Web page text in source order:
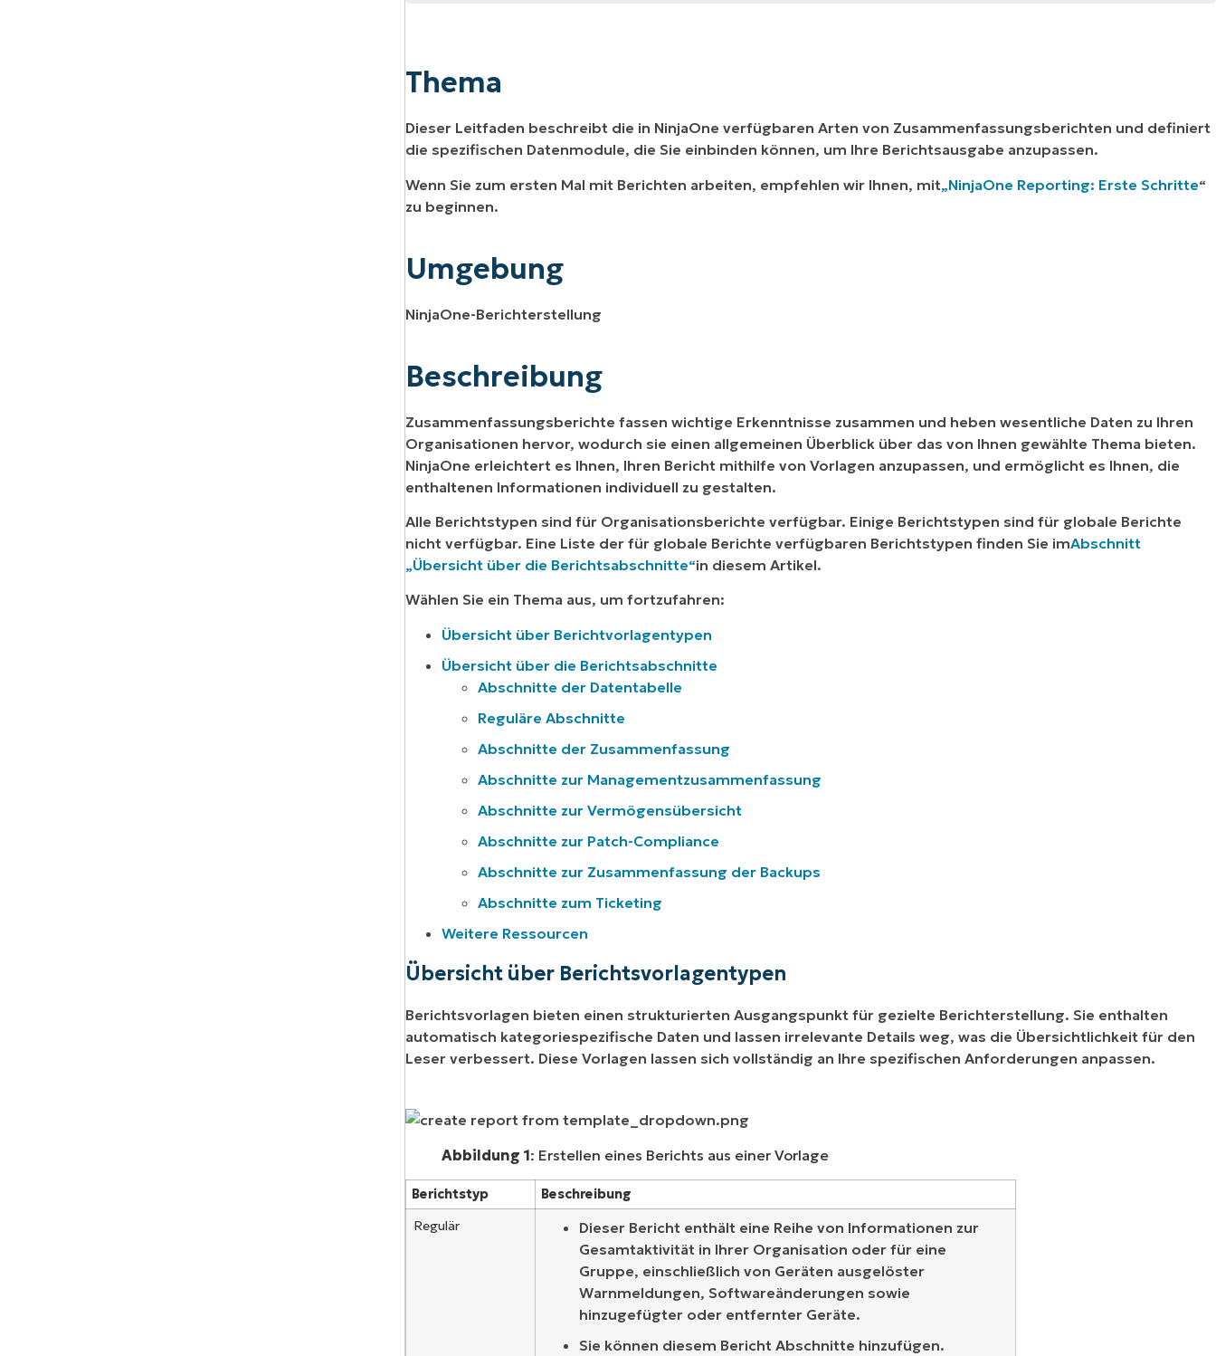
Weitere Ressourcen
Thema
Dieser Leitfaden beschreibt die in NinjaOne verfügbaren Arten von Zusammenfassungsberichten und definiert
die spezifischen Datenmodule, die Sie einbinden können, um Ihre Berichtsausgabe anzupassen.
Wenn Sie zum ersten Mal mit Berichten arbeiten, empfehlen wir Ihnen, mit„NinjaOne Reporting: Erste Schritte“
zu beginnen.
Umgebung
NinjaOne-Berichterstellung
Beschreibung
Zusammenfassungsberichte fassen wichtige Erkenntnisse zusammen und heben wesentliche Daten zu Ihren
Organisationen hervor, wodurch sie einen allgemeinen Überblick über das von Ihnen gewählte Thema bieten.
NinjaOne erleichtert es Ihnen, Ihren Bericht mithilfe von Vorlagen anzupassen, und ermöglicht es Ihnen, die
enthaltenen Informationen individuell zu gestalten.
Alle Berichtstypen sind für Organisationsberichte verfügbar. Einige Berichtstypen sind für globale Berichte
nicht verfügbar. Eine Liste der für globale Berichte verfügbaren Berichtstypen finden Sie imAbschnitt
„Übersicht über die Berichtsabschnitte“in diesem Artikel.
Wählen Sie ein Thema aus, um fortzufahren:
Übersicht über Berichtvorlagentypen
Übersicht über die Berichtsabschnitte
Abschnitte der Datentabelle
Reguläre Abschnitte
Abschnitte der Zusammenfassung
Abschnitte zur Managementzusammenfassung
Abschnitte zur Vermögensübersicht
Abschnitte zur Patch-Compliance
Abschnitte zur Zusammenfassung der Backups
Abschnitte zum Ticketing
Weitere Ressourcen
Übersicht über Berichtsvorlagentypen
Berichtsvorlagen bieten einen strukturierten Ausgangspunkt für gezielte Berichterstellung. Sie enthalten
automatisch kategoriespezifische Daten und lassen irrelevante Details weg, was die Übersichtlichkeit für den
Leser verbessert. Diese Vorlagen lassen sich vollständig an Ihre spezifischen Anforderungen anpassen.
Abbildung 1: Erstellen eines Berichts aus einer Vorlage
Berichtstyp
Beschreibung
Regulär
Dieser Bericht enthält eine Reihe von Informationen zur
Gesamtaktivität in Ihrer Organisation oder für eine
Gruppe, einschließlich von Geräten ausgelöster
Warnmeldungen, Softwareänderungen sowie
hinzugefügter oder entfernter Geräte.
Sie können diesem Bericht Abschnitte hinzufügen.